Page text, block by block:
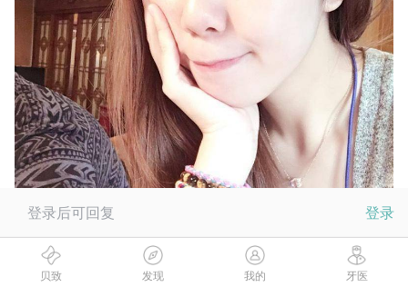
登录后可回复 登录
贝致 发现 我的 牙医